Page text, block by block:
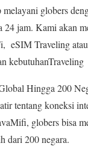
globers
24 jam. Kami akan
eSIM Traveling
kebutuhanTraveling
Hingga 200
tentang koneksi
globers bisa
dari 200 negara.